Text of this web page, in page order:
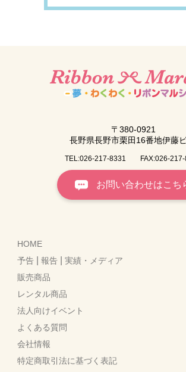
〒380-0921
長野県長野市栗田16番地伊藤
TEL:026-217-8331 FAX:026-
お問い合わせはこち
HOME
予告 |報告 |実績・メディア
販売商品
レンタル商品
法人向けイベント
よくある質問
会社情報
特定商取引法に基づく表記